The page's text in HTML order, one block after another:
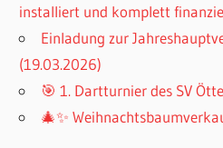
installiert und komplett
Einladung zur
(19.03.2026)
🎯 1. Dartturnier des SV
🎄✨